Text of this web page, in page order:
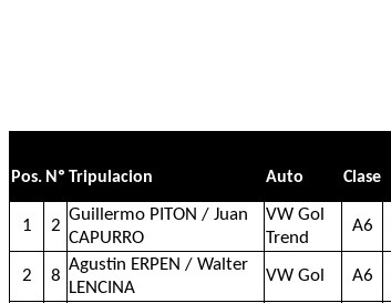
Pos. Nº Tripulacion Auto Clase
1 2
Guillermo PITON / Juan
CAPURRO
VW Gol
Trend
A6
2 8
Agustin ERPEN / Walter
LENCINA
VW Gol A6